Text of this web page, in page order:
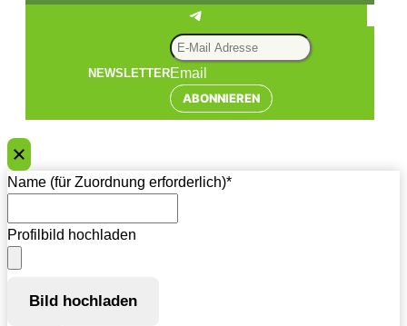
Telegram
NEWSLETTEREmail
ABONNIEREN
Name (für Zuordnung erforderlich)*
Profilbild hochladen
Bild hochladen